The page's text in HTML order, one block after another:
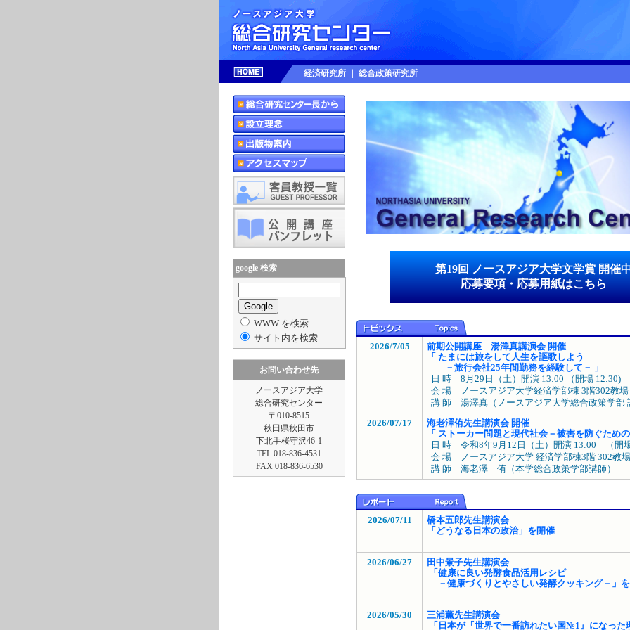
経済研究所 総合政策研究所
google 検索
WWW を検索
サイト内を検索
お問い合わせ先
ノースアジア大学
総合研究センター
〒010-8515
秋田県秋田市
下北手桜守沢46-1
TEL 018-836-4531
FAX 018-836-6530
第19回 ノースアジア大学文学賞 開催
応募要項・応募用紙はこちら
2026/7/05
前期公開講座 湯澤真講演会 開催
「 たまには旅をして人生を謳歌しよう
－旅行会社25年間勤務を経験して－ 」
日 時 8月29日（土）開演 13:00 （開場 12:30)
会 場 ノースアジア大学経済学部棟 3階302教場
講 師 湯澤真（ノースアジア大学総合政策学部
2026/07/17
海老澤侑先生講演会 開催
「 ストーカー問題と現代社会－被害を防ぐため
日 時 令和8年9月12日（土）開演 13:00 （開
会 場 ノースアジア大学 経済学部棟3階 302教場
講 師 海老澤 侑（本学総合政策学部講師）
2026/07/11
橋本五郎先生講演会
「どうなる日本の政治」を開催
2026/06/27
田中景子先生講演会
「健康に良い発酵食品活用レシピ
－健康づくりとやさしい発酵クッキング－」
2026/05/30
三浦薫先生講演会
「日本が『世界で一番訪れたい国№1』になった